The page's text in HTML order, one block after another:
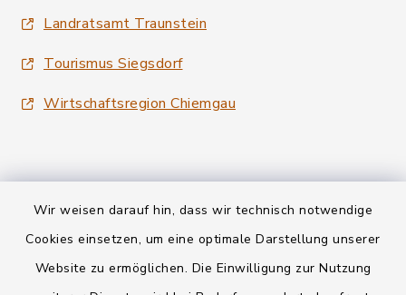
Wir weisen darauf hin, dass wir technisch notwendige
Cookies einsetzen, um eine optimale Darstellung unserer
Website zu ermöglichen. Die Einwilligung zur Nutzung
Landratsamt Traunstein
Tourismus Siegsdorf
Wirtschaftsregion Chiemgau
Kontakt